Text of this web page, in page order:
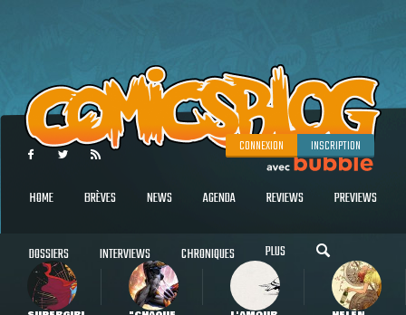
CONNEXION INSCRIPTION
HOME BRÈVES NEWS AGENDA REVIEWS PREVIEWS
DOSSIERS INTERVIEWS CHRONIQUES PLUS